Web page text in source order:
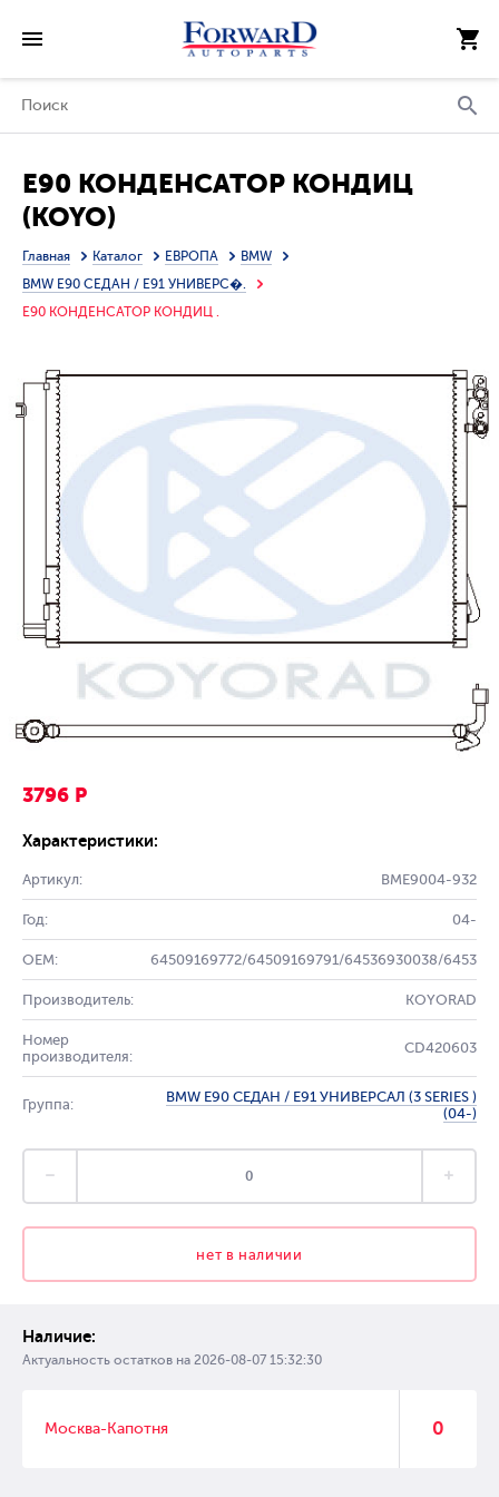
E90 КОНДЕНСАТОР КОНДИЦ
(KOYO)
Главная Каталог ЕВРОПА
BMW
BMW E90 СЕДАН / E91 УНИВЕРС�.
E90 КОНДЕНСАТОР КОНДИЦ .
3796 Р
Характеристики:
Артикул: BME9004-932
Год: 04-
OEM: 64509169772/64509169791/64536930038/6453
Производитель: KOYORAD
Номер
производителя:
CD420603
Группа:
BMW E90 СЕДАН / E91 УНИВЕРСАЛ (3 SERIES )
(04-)
нет в наличии
Наличие:
Актуальность остатков на 2026-08-07 15:32:30
Москва-Капотня 0